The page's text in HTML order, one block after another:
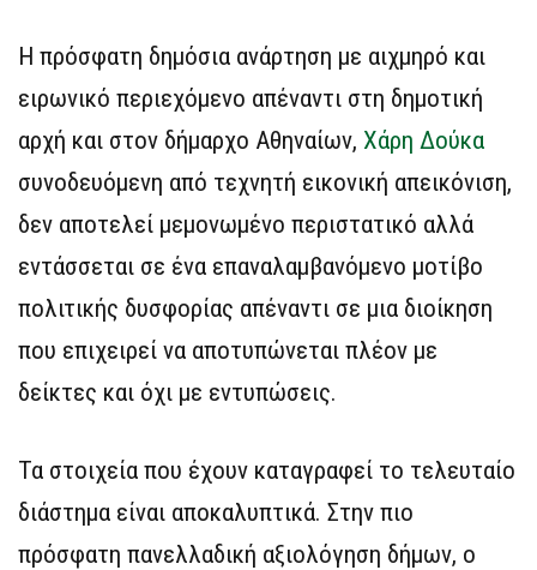
Η πρόσφατη δημόσια ανάρτηση με αιχμηρό και
ειρωνικό περιεχόμενο απέναντι στη δημοτική
αρχή και στον δήμαρχο Αθηναίων, Χάρη Δούκα
συνοδευόμενη από τεχνητή εικονική απεικόνιση,
δεν αποτελεί μεμονωμένο περιστατικό αλλά
εντάσσεται σε ένα επαναλαμβανόμενο μοτίβο
πολιτικής δυσφορίας απέναντι σε μια διοίκηση
που επιχειρεί να αποτυπώνεται πλέον με
δείκτες και όχι με εντυπώσεις.
Τα στοιχεία που έχουν καταγραφεί το τελευταίο
διάστημα είναι αποκαλυπτικά. Στην πιο
πρόσφατη πανελλαδική αξιολόγηση δήμων, ο